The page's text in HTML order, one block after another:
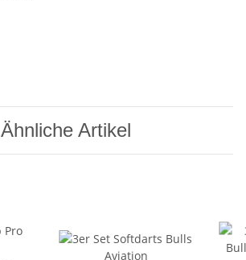
Ähnliche Artikel